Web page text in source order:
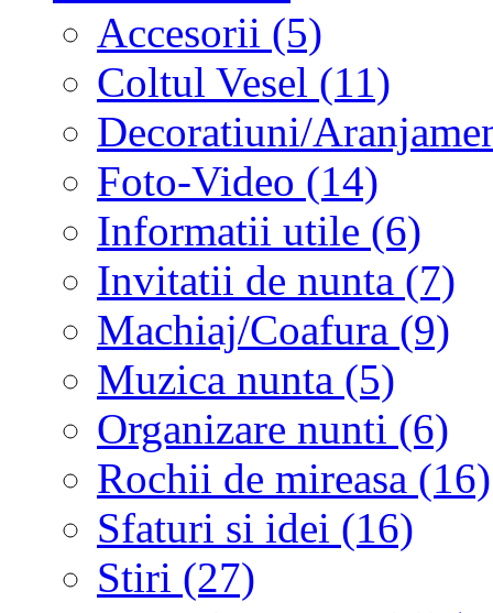
Accesorii (5)
Coltul Vesel (11)
Decoratiuni/
Foto-Video (14)
Informatii utile (6)
Invitatii de nunta (7)
Machiaj/Coafura (9)
Muzica nunta (5)
Organizare nunti (6)
Rochii de mireasa (16)
Sfaturi si idei (16)
Stiri (27)